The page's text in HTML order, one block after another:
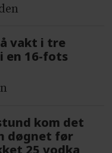
vakt i tre
en 16-fots
kom det
døgnet før
25 vodka